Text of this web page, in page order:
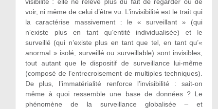
visibilité : elle ne relève plus du fait de regarder ou de
voir, ni même de celui d’être vu. L’invisibilité est le trait qui
la caractérise massivement : le « surveillant » (qui
n’existe plus en tant qu’entité individualisée) et le
surveillé (qui n’existe plus en tant que tel, en tant qu’«
anormal » isolé, surveillé ou surveillable) sont invisibles,
tout autant que le dispositif de surveillance lui-même
(composé de l’entrecroisement de multiples techniques).
De plus, l’immatérialité renforce l’invisibilité : sait-on
même à quoi ressemble une base de données ? Le
phénomène de la surveillance globalisée – et